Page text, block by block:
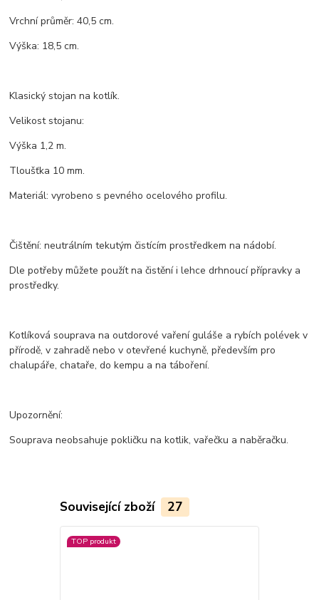
Vrchní průměr: 40,5 cm.
Výška: 18,5 cm.
Klasický stojan na kotlík.
Velikost stojanu:
Výška 1,2 m.
Tloušťka 10 mm.
Materiál: vyrobeno s pevného ocelového profilu.
Čištění: neutrálním tekutým čistícím prostředkem na nádobí.
Dle potřeby můžete použít na čistění i lehce drhnoucí přípravky a
prostředky.
Kotlíková souprava na outdorové vaření guláše a rybích polévek v
přírodě, v zahradě nebo v otevřené kuchyně, především pro
chalupáře, chataře, do kempu a na táboření.
Upozornění:
Souprava neobsahuje pokličku na kotlik, vařečku a naběračku.
Související zboží 27
TOP produkt